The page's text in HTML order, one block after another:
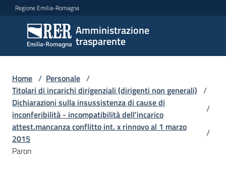
Vai al contenuto
Vai alla navigazione
Vai al footer
Regione Emilia-Romagna
Amministrazione
trasparente
Amministrazione
trasparente
Sottosezioni
Accesso
Home / Personale /
Titolari di incarichi dirigenziali (dirigenti non generali) /
Dichiarazioni sulla insussistenza di cause di
inconferibilità - incompatibilità dell'incarico
/
attest.mancanza conflitto int. x rinnovo al 1 marzo
2015
/
Paron